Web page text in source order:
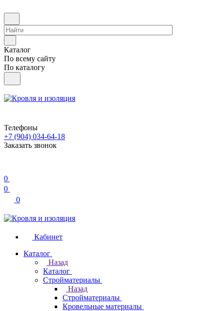
Каталог
По всему сайту
По каталогу
Телефоны
+7 (904) 034-64-18
Заказать звонок
0
0
0
Кабинет
Каталог
Назад
Каталог
Стройматериалы
Назад
Стройматериалы
Кровельные материалы